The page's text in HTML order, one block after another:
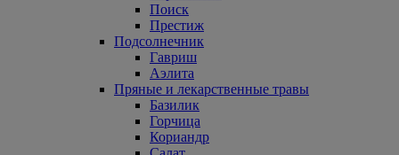
Поиск
Престиж
Подсолнечник
Гавриш
Аэлита
Пряные и лекарственные травы
Базилик
Горчица
Кориандр